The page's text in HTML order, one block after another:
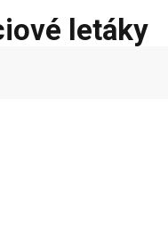
letáky